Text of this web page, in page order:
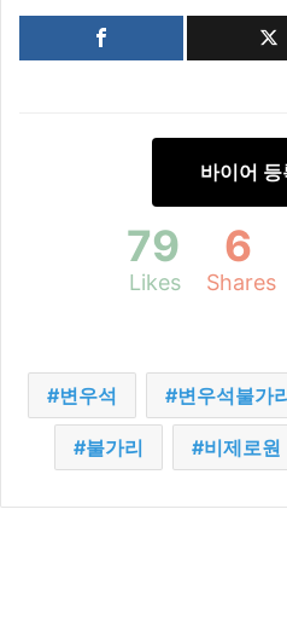
바이어 등
79
Likes
6
Shares
변우석 변우석불가
불가리 비제로원